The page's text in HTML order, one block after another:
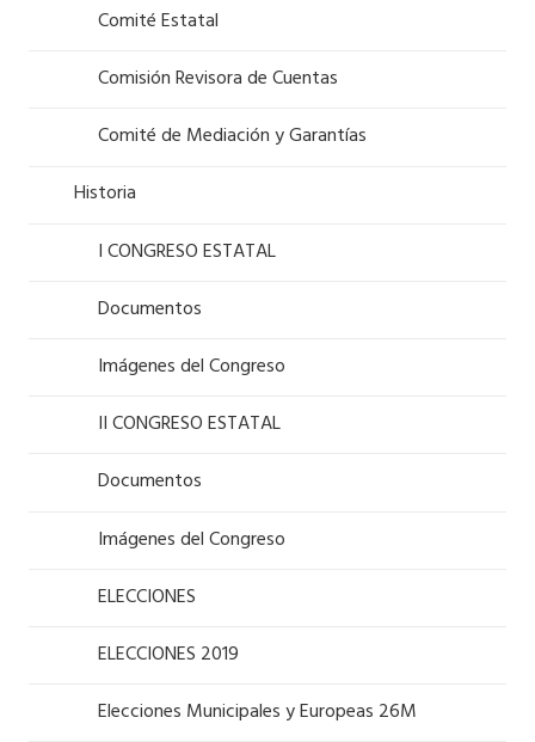
Comité Estatal
Comisión Revisora de Cuentas
Comité de Mediación y Garantías
Historia
I CONGRESO ESTATAL
Documentos
Imágenes del Congreso
II CONGRESO ESTATAL
Documentos
Imágenes del Congreso
ELECCIONES
ELECCIONES 2019
Elecciones Municipales y Europeas 26M